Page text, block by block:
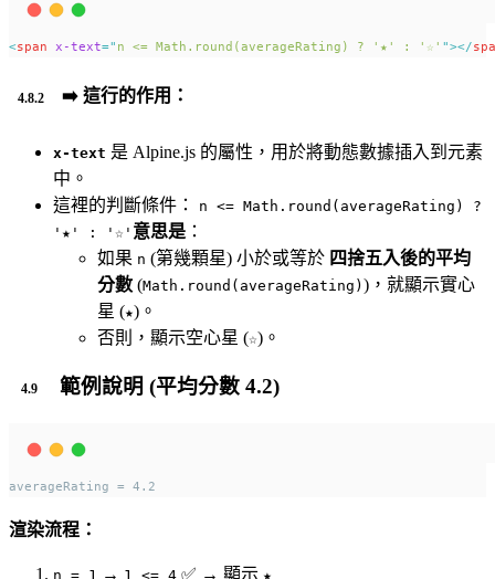
<span x-text=" n <= Math.round(averageRating) ? '★' : '☆' "></
➡️ 這行的作用：
x-text 是 Alpine.js 的屬性，用於將動態數據插入到元素
中。
這裡的判斷條件：
n <= Math.round(averageRating) ?
'★' : '☆' 意思是 ：
如果 n (第幾顆星) 小於或等於 四捨五入後的平均
分數 (Math.round(averageRating) )，就顯示實心
星 (★)。
否則，顯示空心星 (☆)。
範例說明 (平均分數 4.2)
averageRating = 4.2
渲染流程：
n = 1 → 1 <= 4 ✅ → 顯示 ★